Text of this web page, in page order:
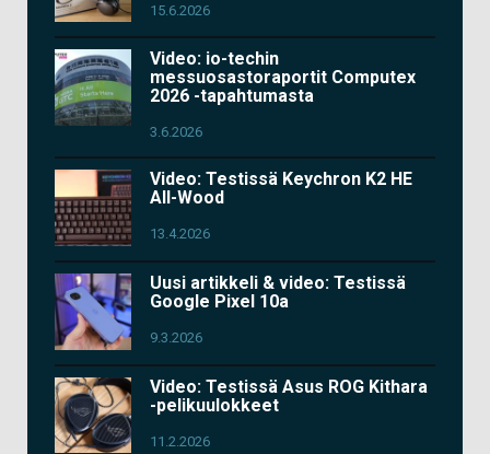
15.6.2026
Video: io-techin
messuosastoraportit Computex
2026 -tapahtumasta
3.6.2026
Video: Testissä Keychron K2 HE
All-Wood
13.4.2026
Uusi artikkeli & video: Testissä
Google Pixel 10a
9.3.2026
Video: Testissä Asus ROG Kithara
-pelikuulokkeet
11.2.2026